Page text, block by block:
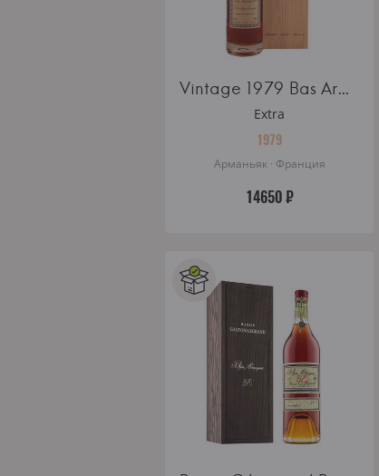
Vintage 1979 Bas Armagnac Dartigalongue wooden box 0.5l
Extra
1979
Арманьяк · Франция
14650 ₽